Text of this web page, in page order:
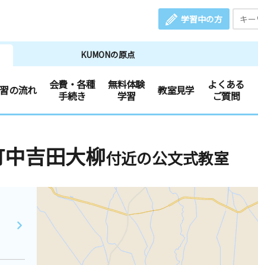
学習中の方
KUMONの原点
の流れ
会費・各種
手続き
無料体験
学習
教室見学
よくある
ご質問
吉田大柳付近の公文式教室